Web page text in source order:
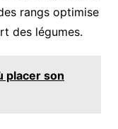
rangs optimise
des légumes.
placer son